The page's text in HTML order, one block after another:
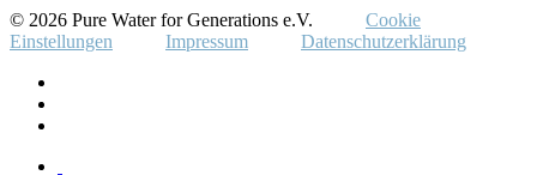
© 2026 Pure Water for Generations e.V.
Cookie
Einstellungen
Impressum Datenschutzerklärung